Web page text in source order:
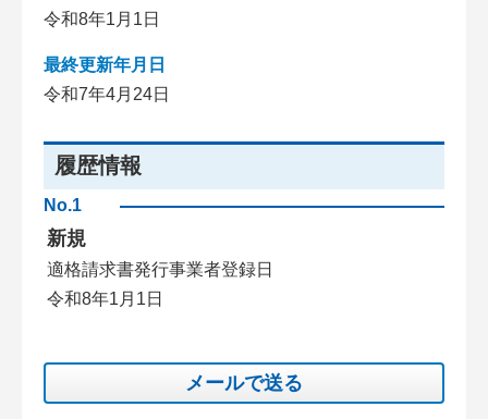
令和8年1月1日
最終更新年月日
令和7年4月24日
履歴情報
No.1
新規
適格請求書発行事業者登録日
令和8年1月1日
メールで送る